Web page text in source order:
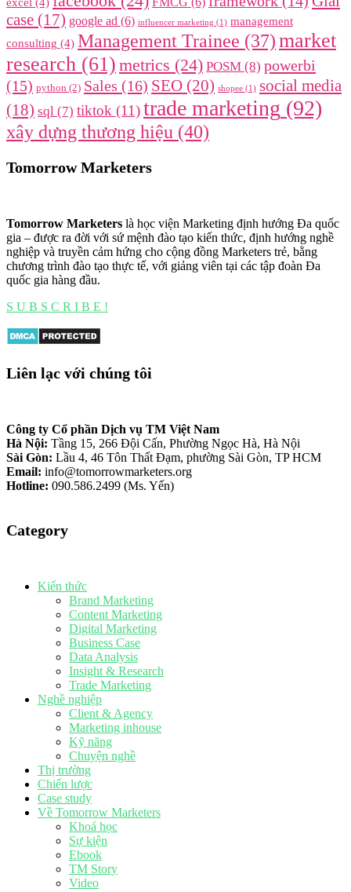
excel (4)
case (17) google ad (6) influencer marketing (1) management
consulting (4) Management Trainee (37)market
research (61) metrics (24) POSM (8) powerbi
(15) python (2) Sales (16) SEO (20) shopee (1) social media
(18) sql (7) tiktok (11)trade marketing (92)
xây dựng thương hiệu (40)
Tomorrow Marketers
Tomorrow Marketers là học viện Marketing định hướng Đa quốc
gia – được ra đời với sứ mệnh đào tạo kiến thức, định hướng nghề
nghiệp và truyền cảm hứng cho cộng đồng Marketers trẻ, bằng
chương trình đào tạo thực tế, với giảng viên tại các tập đoàn Đa
quốc gia hàng đầu.
S U B S C R I B E !
Liên lạc với chúng tôi
Công ty Cổ phần Dịch vụ TM Việt Nam
Hà Nội: Tầng 15, 266 Đội Cấn, Phường Ngọc Hà, Hà Nội
Sài Gòn: Lầu 4, 46 Tôn Thất Đạm, phường Sài Gòn, TP HCM
Email: info@tomorrowmarketers.org
Hotline: 090.586.2499 (Ms. Yến)
Category
Kiến thức
Brand Marketing
Content Marketing
Digital Marketing
Business Case
Data Analysis
Insight & Research
Trade Marketing
Nghề nghiệp
Client & Agency
Marketing inhouse
Kỹ năng
Chuyện nghề
Thị trường
Chiến lược
Case study
Về Tomorrow Marketers
Khoá học
Sự kiện
Ebook
TM Story
Video